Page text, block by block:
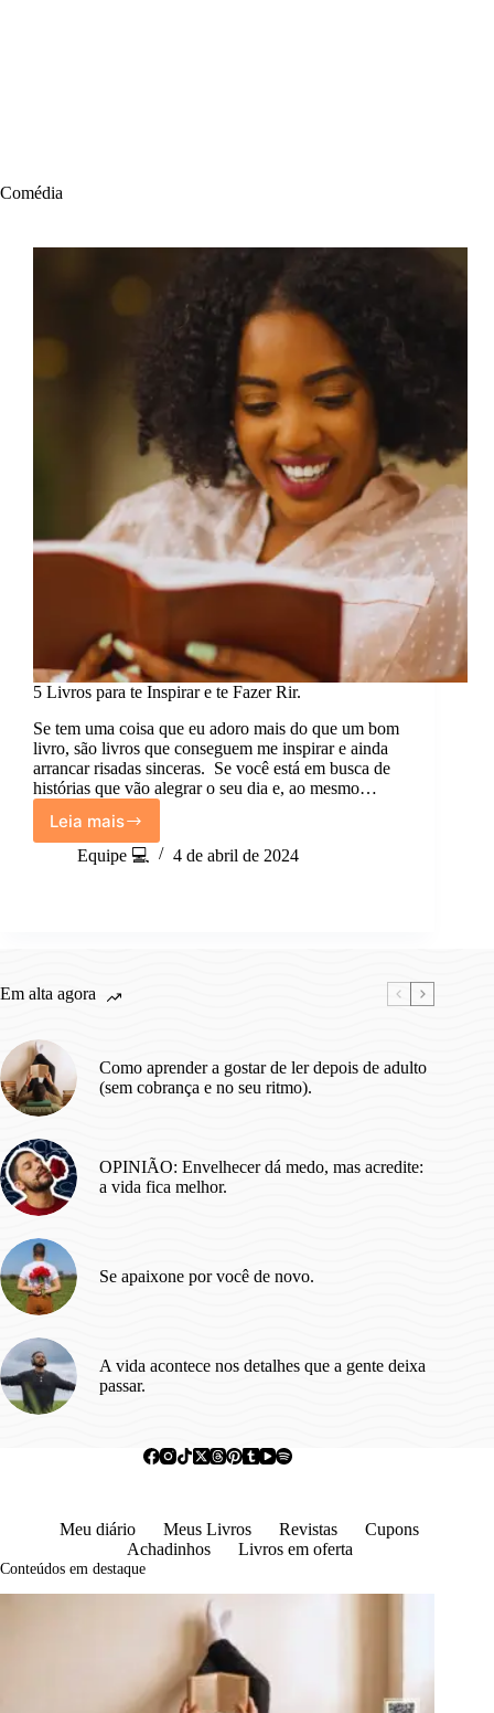
Comédia
5 Livros para te Inspirar e te Fazer Rir.
Se tem uma coisa que eu adoro mais do que um bom
livro, são livros que conseguem me inspirar e ainda
arrancar risadas sinceras. Se você está em busca de
histórias que vão alegrar o seu dia e, ao mesmo…
Leia mais
5
Livros
para
Rir.
Equipe 💻 4 de abril de 2024
Em alta agora
Como aprender a gostar de ler depois de adulto
(sem cobrança e no seu ritmo).
OPINIÃO: Envelhecer dá medo, mas acredite:
a vida fica melhor.
Se apaixone por você de novo.
A vida acontece nos detalhes que a gente deixa
passar.
Meu diário Meus Livros Revistas
Cupons
Achadinhos
Livros em oferta
Conteúdos em destaque